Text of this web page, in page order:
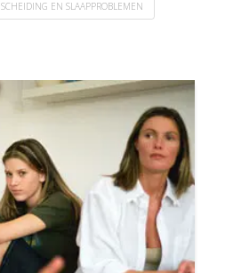
SCHEIDING EN SLAAPPROBLEMEN